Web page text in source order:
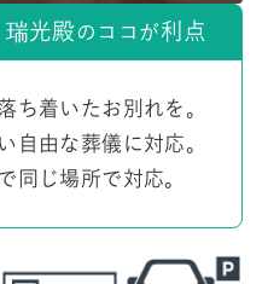
光殿 のココが利点
ち着いたお別れを。
自由な葬儀に対応。
同じ場所で対応。